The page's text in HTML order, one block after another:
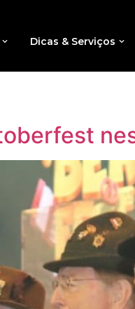
Dicas & Serviços